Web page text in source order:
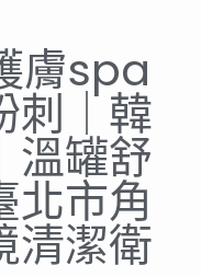
膚spa
刺｜韓
溫罐舒
北市角
清潔衛